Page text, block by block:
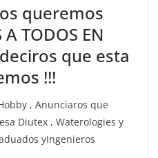
queremos
TODOS EN
que esta
!!!
, Anunciaros que
Diutex , Waterologies y
yIngenieros